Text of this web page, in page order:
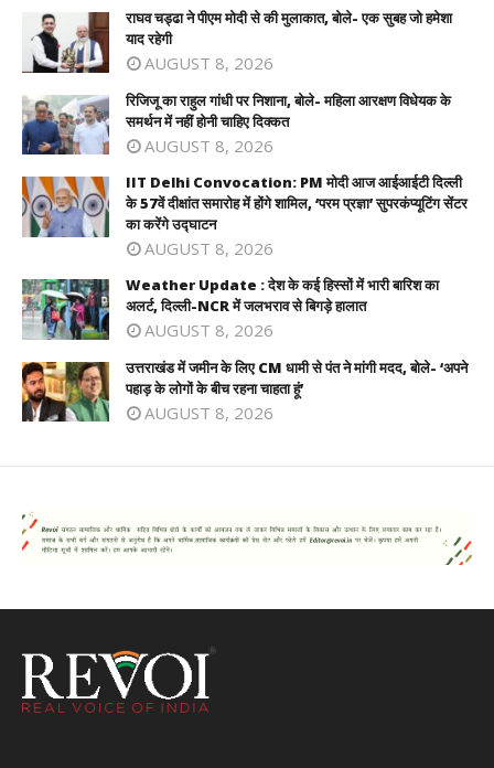
राघव चड्ढा ने पीएम मोदी से की मुलाकात, बोले- एक सुबह जो हमेशा
याद रहेगी
AUGUST 8, 2026
रिजिजू का राहुल गांधी पर निशाना, बोले- महिला आरक्षण विधेयक के
समर्थन में नहीं होनी चाहिए दिक्कत
AUGUST 8, 2026
IIT Delhi Convocation: PM मोदी आज आईआईटी दिल्ली
के 57वें दीक्षांत समारोह में होंगे शामिल, ‘परम प्रज्ञा’ सुपरकंप्यूटिंग सेंटर
का करेंगे उद्घाटन
AUGUST 8, 2026
Weather Update : देश के कई हिस्सों में भारी बारिश का
अलर्ट, दिल्ली-NCR में जलभराव से बिगड़े हालात
AUGUST 8, 2026
उत्तराखंड में जमीन के लिए CM धामी से पंत ने मांगी मदद, बोले- ‘अपने
पहाड़ के लोगों के बीच रहना चाहता हूं’
AUGUST 8, 2026